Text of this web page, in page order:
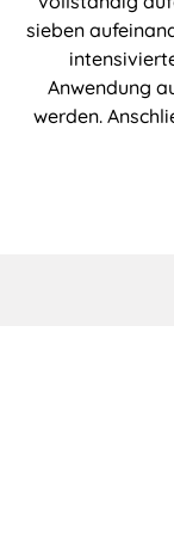
sieben
Anwendung
werden.